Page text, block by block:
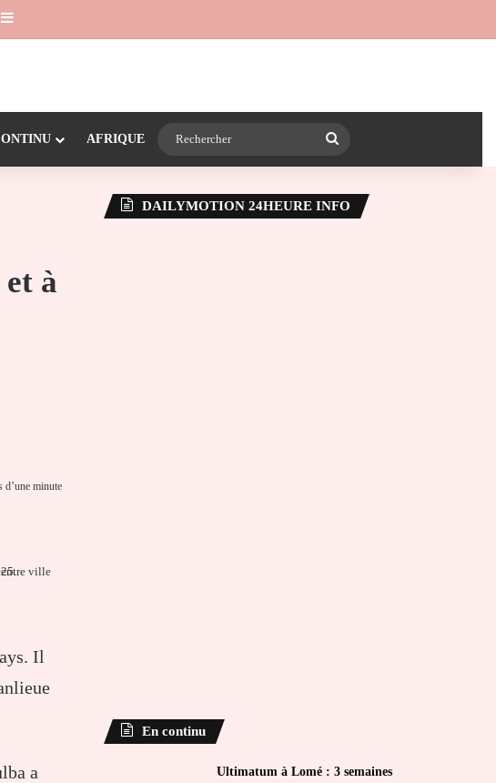
la chaîne 24heureinfo sur WhatsApp
Sidebar (barre latérale)
AFRIQUE
à
d’une minute
Il
a
DAILYMOTION 24HEURE INFO
En continu
Ultimatum à Lomé : 3 semaines